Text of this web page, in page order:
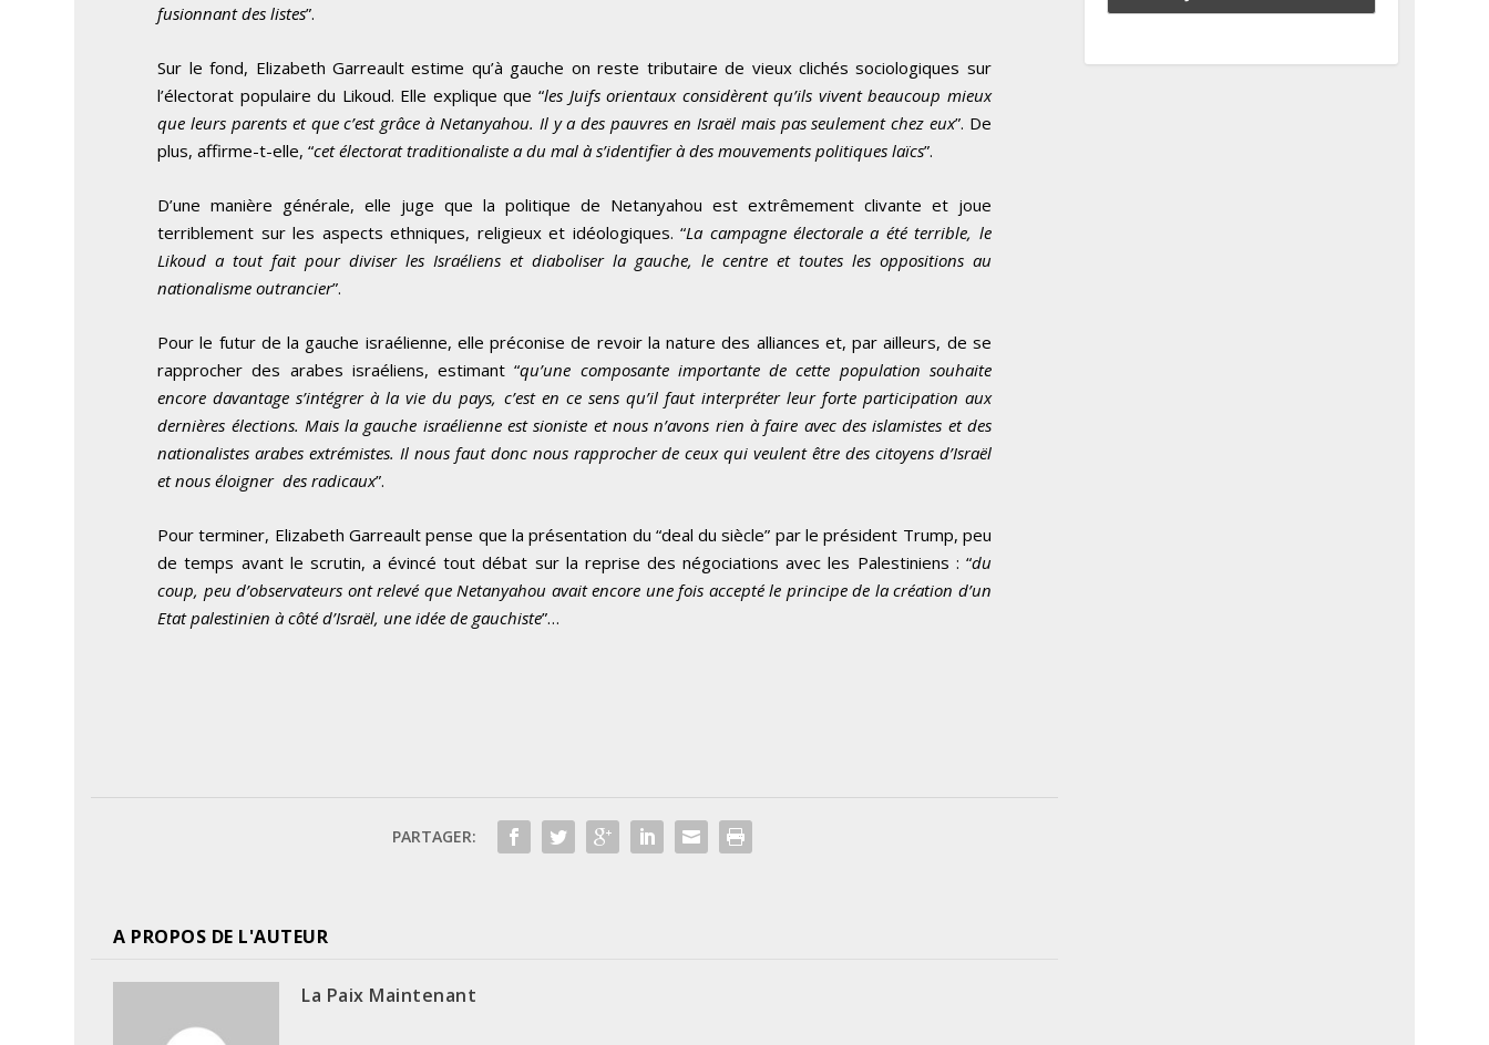
c
h
e
s
a
u
t
a
s
p
o
u
u
g
m
fusionnant des listes”.
Sur le fond, Elizabeth Garreault estime qu’à gauche on reste tributaire de vieux clichés sociologiques sur
l’électorat populaire du Likoud. Elle explique que “les Juifs orientaux considèrent qu’ils vivent beaucoup mieux
que leurs parents et que c’est grâce à Netanyahou. Il y a des pauvres en Israël mais pas seulement chez eux”. De
plus, affirme-t-elle, “cet électorat traditionaliste a du mal à s’identifier à des mouvements politiques laïcs”.
D’une manière générale, elle juge que la politique de Netanyahou est extrêmement clivante et joue
terriblement sur les aspects ethniques, religieux et idéologiques. “La campagne électorale a été terrible, le
Likoud a tout fait pour diviser les Israéliens et diaboliser la gauche, le centre et toutes les oppositions au
nationalisme outrancier”.
Pour le futur de la gauche israélienne, elle préconise de revoir la nature des alliances et, par ailleurs, de se
rapprocher des arabes israéliens, estimant “qu’une composante importante de cette population souhaite
encore davantage s’intégrer à la vie du pays, c’est en ce sens qu’il faut interpréter leur forte participation aux
dernières élections. Mais la gauche israélienne est sioniste et nous n’avons rien à faire avec des islamistes et des
nationalistes arabes extrémistes. Il nous faut donc nous rapprocher de ceux qui veulent être des citoyens d’Israël
et nous éloigner des radicaux”.
Pour terminer, Elizabeth Garreault pense que la présentation du “deal du siècle” par le président Trump, peu
de temps avant le scrutin, a évincé tout débat sur la reprise des négociations avec les Palestiniens : “du
coup, peu d’observateurs ont relevé que Netanyahou avait encore une fois accepté le principe de la création d’un
Etat palestinien à côté d’Israël, une idée de gauchiste”…
PARTAGER:
A PROPOS DE L'AUTEUR
La Paix Maintenant